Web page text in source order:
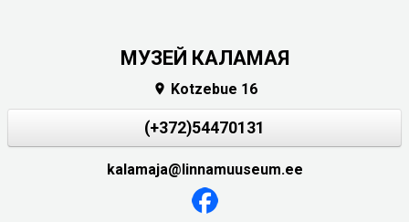
МУЗЕЙ КАЛАМАЯ
 Kotzebue 16
(+372)54470131
kalamaja@linnamuuseum.ee